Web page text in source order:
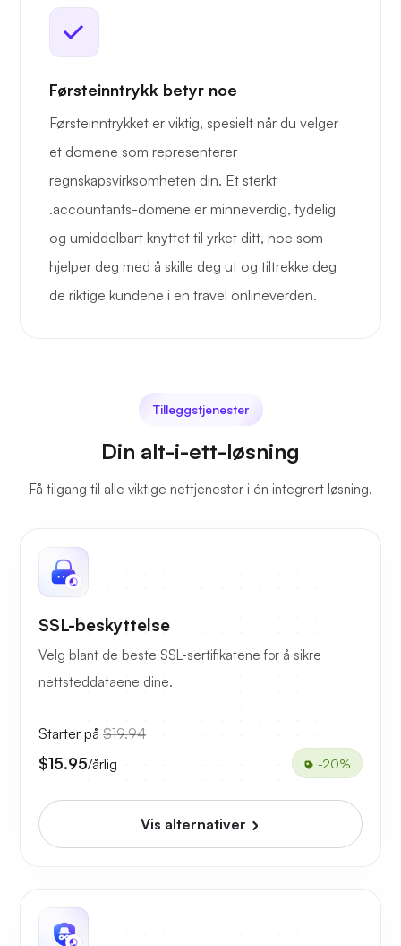
Førsteinntrykk betyr noe
Førsteinntrykket er viktig, spesielt når du velger
et domene som representerer
regnskapsvirksomheten din. Et sterkt
.accountants-domene er minneverdig, tydelig
og umiddelbart knyttet til yrket ditt, noe som
hjelper deg med å skille deg ut og tiltrekke deg
de riktige kundene i en travel onlineverden.
Tilleggstjenester
Din alt-i-ett-løsning
Få tilgang til alle viktige nettjenester i én integrert løsning.
SSL-beskyttelse
Velg blant de beste SSL-sertifikatene for å sikre
nettsteddataene dine.
Starter på $19.94
$15.95/årlig -20%
Vis alternativer